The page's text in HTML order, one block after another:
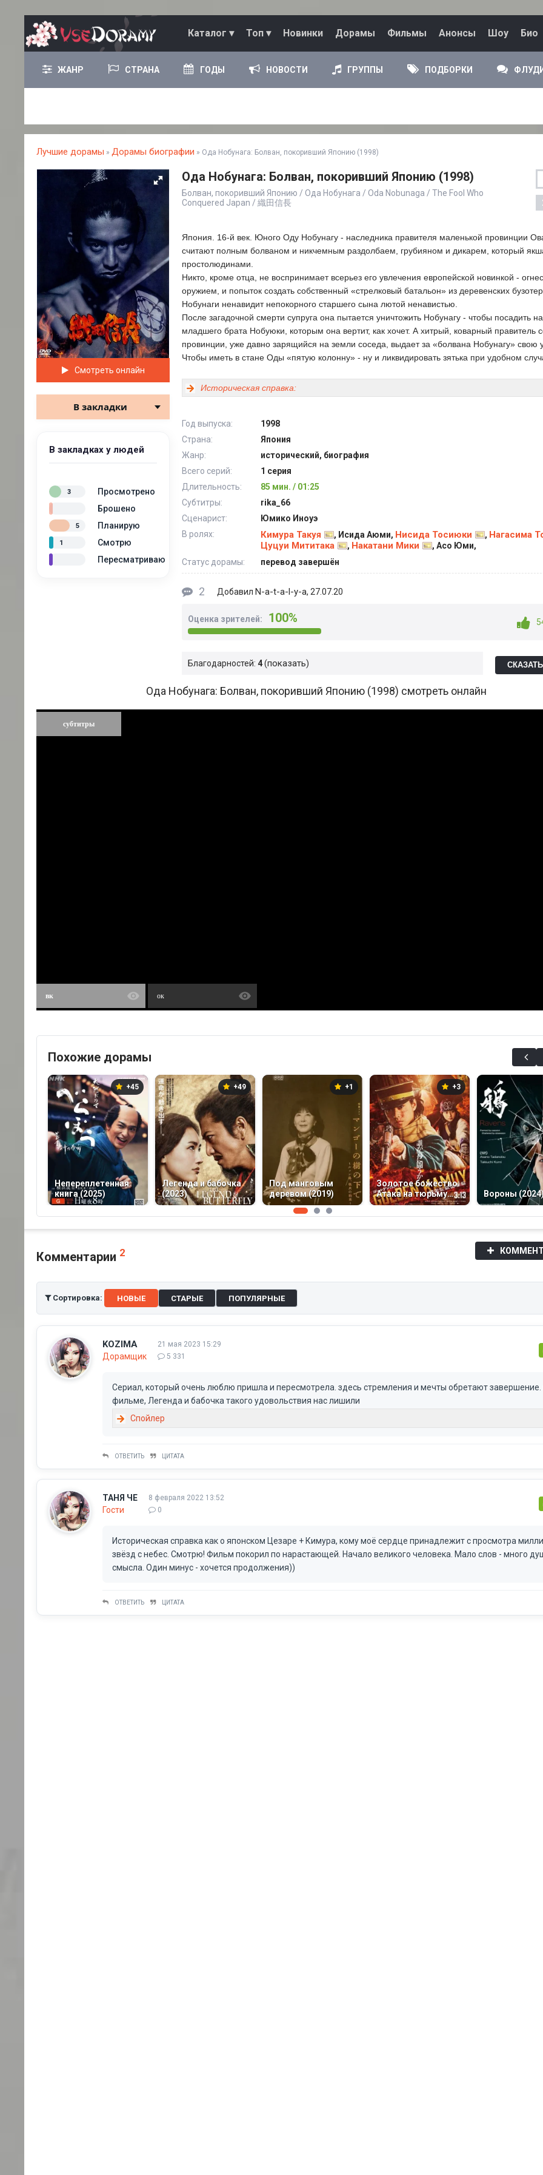
Каталог ▾ Топ ▾ Новинки Дорамы Фильмы Анонсы Шоу Био
ЖАНР СТРАНА ГОДЫ НОВОСТИ ГРУППЫ ПОДБОРКИ
Лучшие дорамы » Дорамы биографии » Ода Нобунага: Болван, покоривший Японию (1998)
Смотреть онлайн
В закладки
В закладках у людей
Просмотрено
3
Брошено
Планирую
5
Смотрю
1
Пересматриваю
Ода Нобунага: Болван, покоривший Японию (1998)
Болван, покоривший Японию / Ода Нобунага / Oda Nobunaga / The Fool Who
Conquered Japan / 織田信長
Япония. 16-й век. Юного Оду Нобунагу - наследника правителя маленькой провинции
считают полным болваном и никчемным раздолбаем, грубияном и дикарем, который
простолюдинами.
Никто, кроме отца, не воспринимает всерьез его увлечения европейской новинкой -
оружием, и попыток создать собственный «стрелковый батальон» из деревенских
Нобунаги ненавидит непокорного старшего сына лютой ненавистью.
После загадочной смерти супруга она пытается уничтожить Нобунагу - чтобы посадить
младшего брата Нобуюки, которым она вертит, как хочет. А хитрый, коварный правитель
провинции, уже давно зарящийся на земли соседа, выдает за «болвана Нобунагу» свою
Чтобы иметь в стане Оды «пятую колонну» - ну и ликвидировать зятька при удобном
Историческая справка:
Год выпуска:
1998
Страна:
Япония
Жанр:
исторический, биография
Всего серий:
1 серия
Длительность:
85 мин. / 01:25
Субтитры:
rika_66
Сценарист:
Юмико Иноуэ
В ролях:
Кимура Такуя , Исида Аюми, Нисида Тосиюки , Нагасима
Цуцуи Мититака , Накатани Мики
, Асо Юми,
Статус дорамы:
перевод завершён
2 Добавил N-a-t-a-l-y-a, 27.07.20
Оценка зрителей: 100%
Благодарностей: 4 показать
Ода Нобунага: Болван, покоривший Японию (1998) смотреть онлайн
субтитры
вк ок
Похожие дорамы
+45
Непереплетенная
книга (2025)
+49
Легенда и бабочка
(2023)
+1
Под манговым
деревом (2019)
+3
Золотое божество:
Атака на тюрьму
Абасири (2026)
Вороны
Комментарии 2
Сортировка: НОВЫЕ СТАРЫЕ ПОПУЛЯРНЫЕ
KOZIMA
Дорамщик
21 мая 2023 15:29
5 331
Сериал, который очень люблю пришла и пересмотрела. здесь стремления и мечты обретают завершение.
фильме, Легенда и бабочка такого удовольствия нас лишили
ОТВЕТИТЬ ЦИТАТА
ТАНЯ ЧЕ
Гости
8 февраля 2022 13:52
0
Историческая справка как о японском Цезаре + Кимура, кому моё сердце принадлежит с просмотра
звёзд с небес. Смотрю! Фильм покорил по нарастающей. Начало великого человека. Мало слов - много
смысла. Один минус - хочется продолжения))
ОТВЕТИТЬ ЦИТАТА